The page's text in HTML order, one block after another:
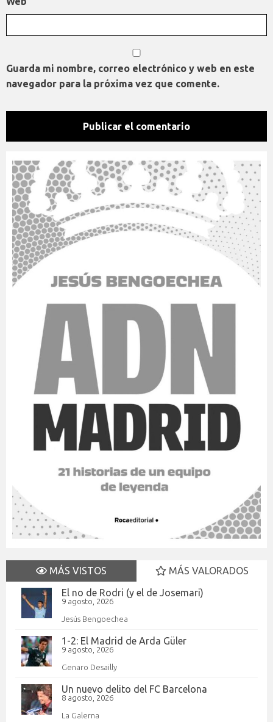
Guarda mi nombre, correo electrónico y web en este
navegador para la próxima vez que comente.
MÁS VISTOS
MÁS VALORADOS
El no de Rodri (y el de Josemari)
9 agosto, 2026
Jesús Bengoechea
1-2: El Madrid de Arda Güler
9 agosto, 2026
Genaro Desailly
Un nuevo delito del FC Barcelona
8 agosto, 2026
La Galerna